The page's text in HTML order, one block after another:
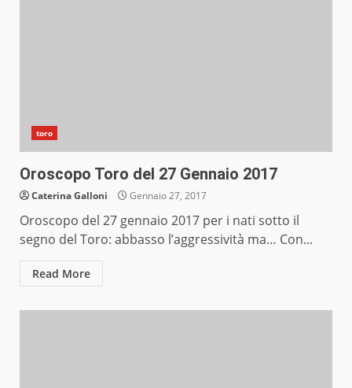
toro
Oroscopo Toro del 27 Gennaio 2017
Caterina Galloni Gennaio 27, 2017
Oroscopo del 27 gennaio 2017 per i nati sotto il
segno del Toro: abbasso l’aggressività ma… Con...
Read More